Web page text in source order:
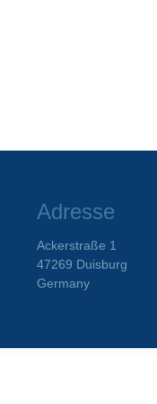
Adresse
Ackerstraße 1
47269 Duisburg
Germany